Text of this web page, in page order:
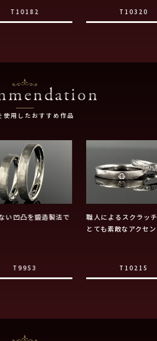
T10182 T10320
使用したおすすめ作品
い凹凸を鍛造製法で
T9953
職人によるスクラッ
とても素敵なアクセ
T10215